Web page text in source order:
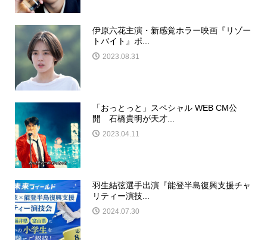
伊原六花主演・新感覚ホラー映画『リゾー
トバイト』ポ...
2023.08.31
「おっとっと」スペシャル WEB CM公
開 石橋貴明が天才...
2023.04.11
羽生結弦選手出演『能登半島復興支援チャ
リティー演技...
2024.07.30